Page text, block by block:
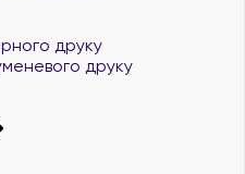
друку
друку